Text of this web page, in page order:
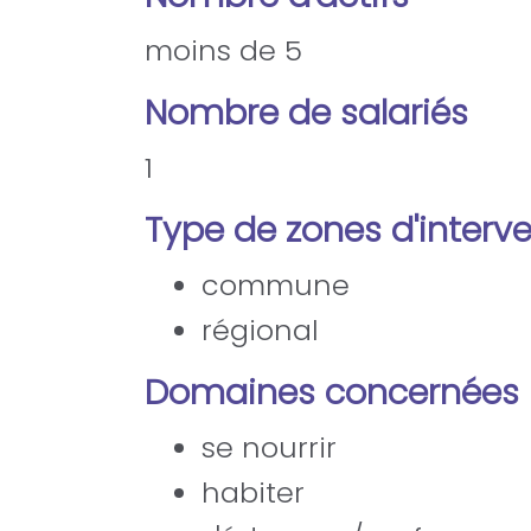
moins de 5
Nombre de salariés
1
Type de zones
commune
régional
Domaines concernées
se nourrir
habiter